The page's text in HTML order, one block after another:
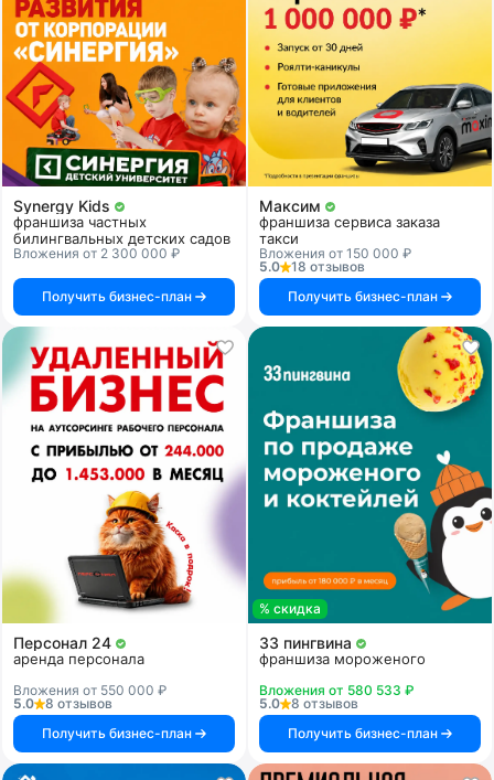
Synergy Kids
франшиза частных
билингвальных детских садов
Вложения от 2 300 000 ₽
Получить бизнес-план
Максим
франшиза сервиса заказа
такси
Вложения от 150 000 ₽
5.0
18 отзывов
Получить бизнес-план
Персонал 24
аренда персонала
Вложения от 550 000 ₽
5.0
8 отзывов
Получить бизнес-план
% скидка
33 пингвина
франшиза мороженого
Вложения от 580 533 ₽
5.0
8 отзывов
Получить бизнес-план